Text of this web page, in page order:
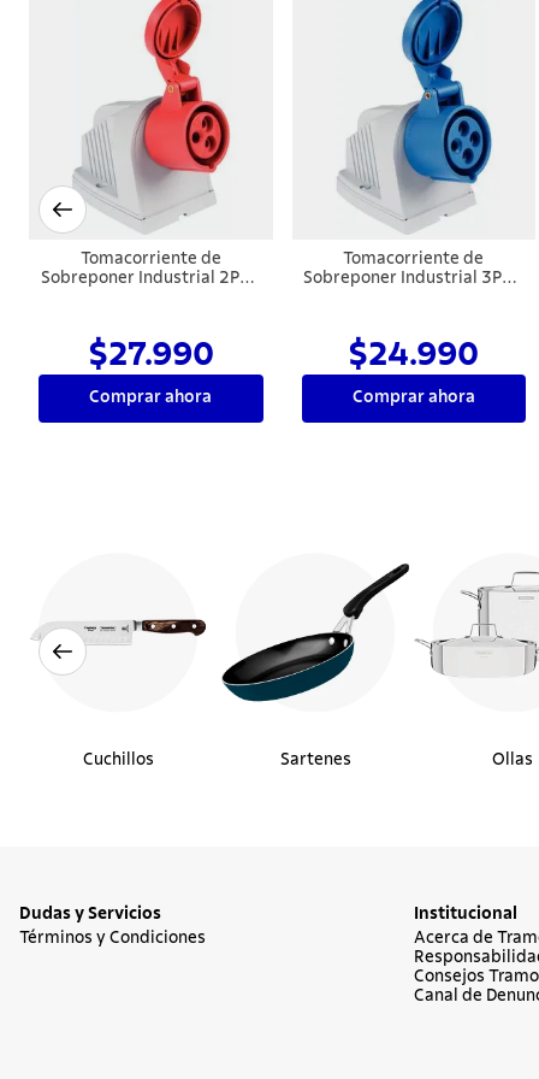
Tomacorriente de
Sobreponer Industrial 2P+T
$27.990
Comprar ahora
Tomacorriente de
Sobreponer Industrial 3P+T
$24.990
Comprar ahora
Cuchillos Sartenes Ollas
Dudas y Servicios
Términos y Condiciones
Institucional
Acerca de
Consejos
Canal de